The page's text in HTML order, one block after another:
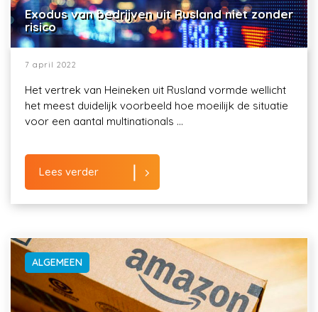
Exodus van bedrijven uit Rusland niet zonder
risico
7 april 2022
Het vertrek van Heineken uit Rusland vormde wellicht
het meest duidelijk voorbeeld hoe moeilijk de situatie
voor een aantal multinationals ...
Lees verder
ALGEMEEN